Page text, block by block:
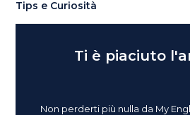
Tips e Curiosità
Ti è piaciuto
Non perderti più nulla da My